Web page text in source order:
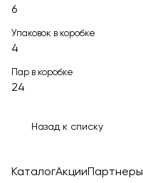
6
Упаковок в коробке
4
Пар в коробке
24
Назад к списку
КаталогАкции Партнеры